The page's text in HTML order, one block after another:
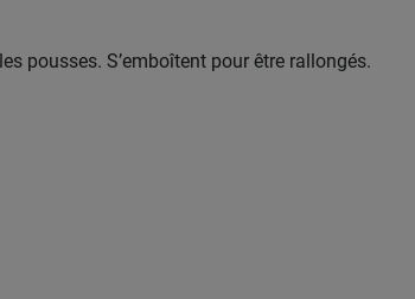
pousses. S’emboîtent pour être rallongés.